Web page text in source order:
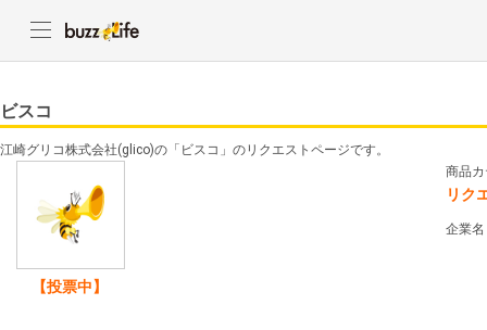
ビスコ
江崎グリコ株式会社(glico)の「ビスコ」のリクエストページです。
【投票中】
商品
リク
企業